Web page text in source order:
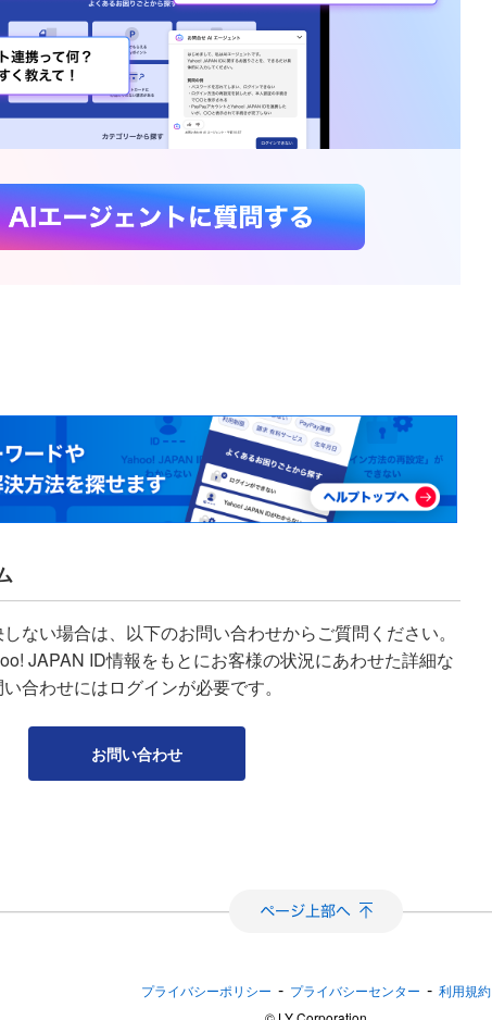
ない場合は、以下のお問い合わせからご質問ください。
JAPAN ID情報をもとにお客様の状況にあわせた詳細な
合わせにはログインが必要です。
お問い合わせ
プライバシーポリシー - プライバシーセンター - 利用規約